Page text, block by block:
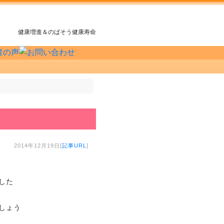
健康増進＆のばそう健康寿命
2014年12月19日[記事URL ]
た
ょう